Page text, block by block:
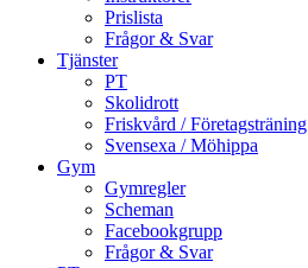
Prislista
Frågor & Svar
Tjänster
PT
Skolidrott
Friskvård / Företagsträning
Svensexa / Möhippa
Gym
Gymregler
Scheman
Facebookgrupp
Frågor & Svar